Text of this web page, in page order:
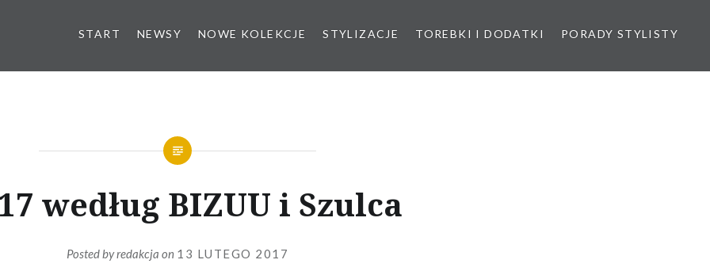
START NEWSY NOWE KOLEKCJE STYLIZACJE TOREBKI I DODATKI PORADY STYLISTY
według BIZUU i Szulca
Posted byredakcja on 13 LUTEGO 2017